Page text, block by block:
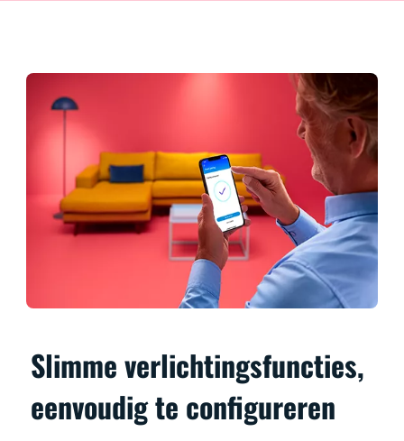
Slimme verlichtingsfuncties,
eenvoudig te configureren